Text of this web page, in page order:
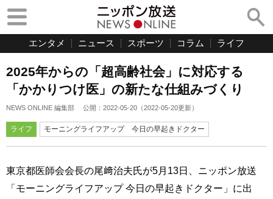
エンタメ ニュース スポーツ コラム ライフ
2025年からの「超高齢社会」に対応する
「かかりつけ医」の新たな仕組みづくり
NEWS ONLINE 編集部 公開： 2022-05-20 （2022-05-20更新）
ライフ モーニングライフアップ 今日の早起きドクター
東京都医師会会長の尾﨑治夫氏が5月13日、ニッポン放送
「モーニングライフアップ 今日の早起きドクター」に出